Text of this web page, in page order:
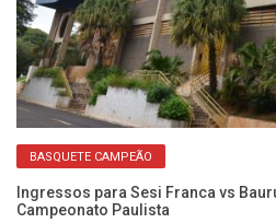
BASQUETE CAMPEÃO
Ingressos para Sesi Franca vs
Campeonato Paulista